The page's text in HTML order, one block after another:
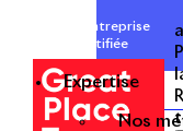
Expertise
Nos
Une entreprise
certifiée